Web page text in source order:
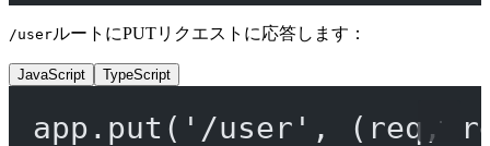
/userルートにPUTリクエストに応答します：
JavaScript TypeScript
app. put ( '/user' , ( req ,